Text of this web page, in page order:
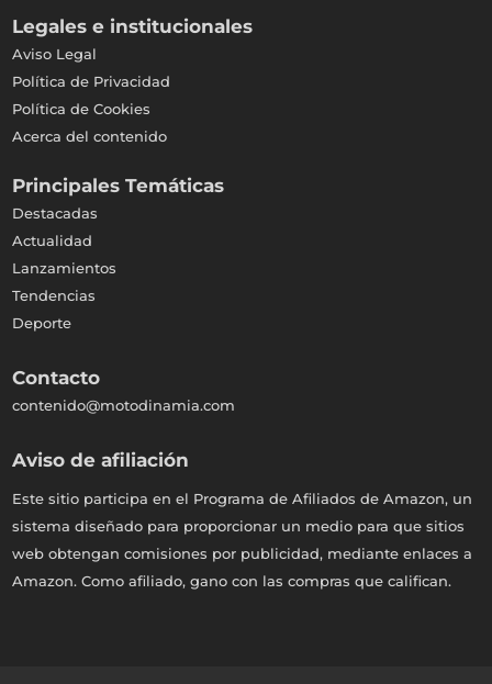
Legales e institucionales
Aviso Legal
Política de Privacidad
Política de Cookies
Acerca del contenido
Principales Temáticas
Destacadas
Actualidad
Lanzamientos
Tendencias
Deporte
Contacto
contenido@motodinamia.com
Aviso de afiliación
Este sitio participa en el Programa de Afiliados de Amazon, un
sistema diseñado para proporcionar un medio para que sitios
web obtengan comisiones por publicidad, mediante enlaces a
Amazon. Como afiliado, gano con las compras que califican.